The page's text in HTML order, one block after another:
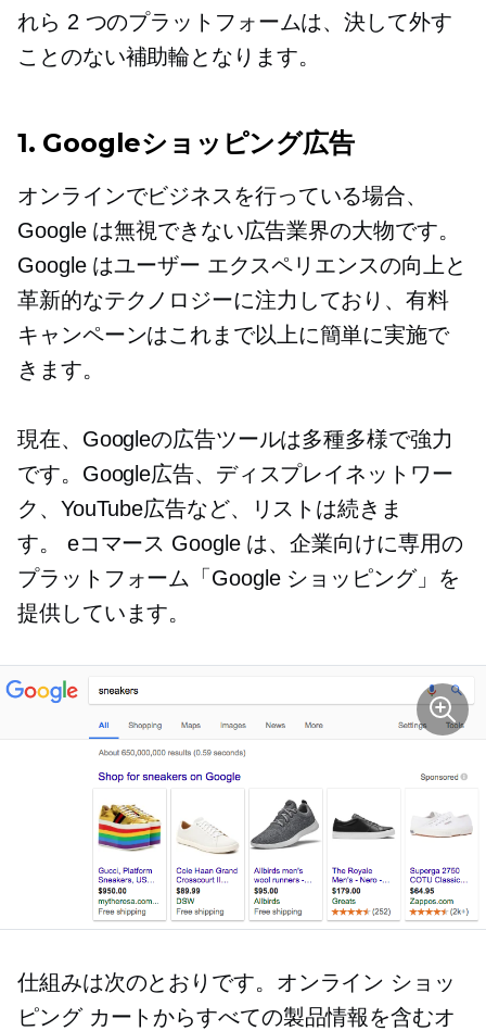
れら 2 つのプラットフォームは、決して外す
ことのない補助輪となります。
1. Googleショッピング広告
オンラインでビジネスを行っている場合、
Google は無視できない広告業界の大物です。
Google はユーザー エクスペリエンスの向上と
革新的なテクノロジーに注力しており、有料
キャンペーンはこれまで以上に簡単に実施で
きます。
現在、Googleの広告ツールは多種多様で強力
です。Google広告、ディスプレイネットワー
ク、YouTube広告など、リストは続きま
す。 eコマース Google は、企業向けに専用の
プラットフォーム「Google ショッピング」を
提供しています。
仕組みは次のとおりです。オンライン ショッ
ピング カートからすべての製品情報を含むオ